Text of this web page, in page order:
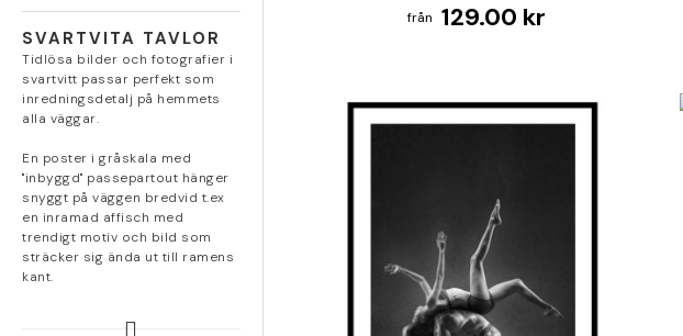
SVARTVITA TAVLOR
Tidlösa bilder och fotografier i
svartvitt passar perfekt som
inredningsdetalj på hemmets
alla väggar.
En poster i gråskala med
"inbyggd" passepartout hänger
snyggt på väggen bredvid t.ex
en inramad affisch med
trendigt motiv och bild som
sträcker sig ända ut till ramens
kant.
129.00 kr